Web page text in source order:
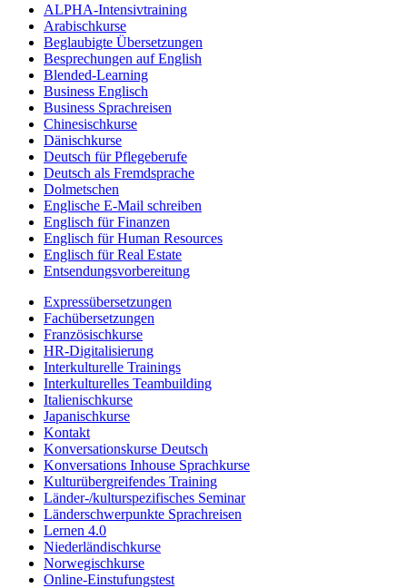
ALPHA-Intensivtraining
Arabischkurse
Beglaubigte Übersetzungen
Besprechungen auf English
Blended-Learning
Business Englisch
Business Sprachreisen
Chinesischkurse
Dänischkurse
Deutsch für Pflegeberufe
Deutsch als Fremdsprache
Dolmetschen
Englische E-Mail schreiben
Englisch für Finanzen
Englisch für Human Resources
Englisch für Real Estate
Entsendungsvorbereitung
Expressübersetzungen
Fachübersetzungen
Französischkurse
HR-Digitalisierung
Interkulturelle Trainings
Interkulturelles Teambuilding
Italienischkurse
Japanischkurse
Kontakt
Konversationskurse Deutsch
Konversations Inhouse Sprachkurse
Kulturübergreifendes Training
Länder-/kulturspezifisches Seminar
Länderschwerpunkte Sprachreisen
Lernen 4.0
Niederländischkurse
Norwegischkurse
Online-Einstufungstest